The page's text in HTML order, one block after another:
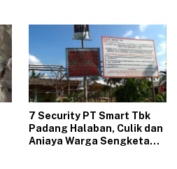
7 Security PT Smart Tbk
Padang Halaban, Culik dan
Aniaya Warga Sengketa